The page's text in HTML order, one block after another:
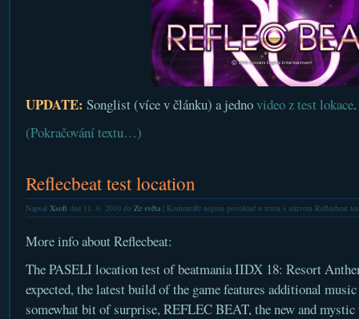
UPDATE: Songlist (více v článku) a jednovideo z test lokace.
(Pokračování textu…)
Reflecbeat test location
Napsal Xsoftdne 11. 6. 2010 do Ze světa| Komentáře nejsou povolenéu textu s názvem Reflecbeat
More info about Reflecbeat:
The PASELI location test of beatmania IIDX 18: Resort
expected, the latest build of the game features additional
somewhat bit of surprise, REFLEC BEAT, the new and